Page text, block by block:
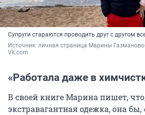
Супруги стараются проводить друг с другом
Источник: личная страница Марины
Vk.com
«Работала даже в
В своей книге Марина пишет,
экстравагантная одежка, она бы,